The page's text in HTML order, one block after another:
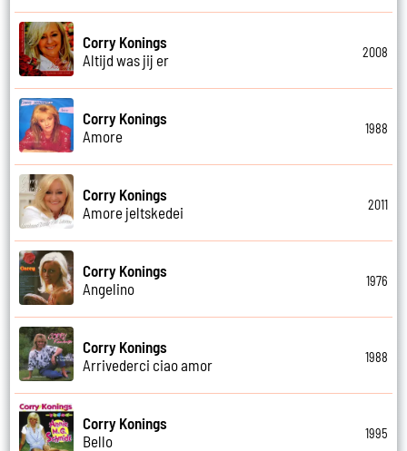
Corry Konings
Altijd was jij er
2008
Corry Konings
Amore
1988
Corry Konings
Amore jeltskedei
2011
Corry Konings
Angelino
1976
Corry Konings
Arrivederci ciao amor
1988
Corry Konings
Bello
1995